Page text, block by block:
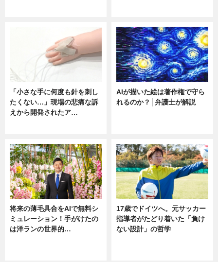
「小さな手に何度も針を刺し
たくない…」現場の悲痛な訴
えから開発されたア…
AIが描いた絵は著作権で守ら
れるのか？│弁護士が解説
将来の薄毛具合をAIで無料シ
ミュレーション！手がけたの
は洋ランの世界的…
17歳でドイツへ。元サッカー
指導者がたどり着いた「負け
ない設計」の哲学